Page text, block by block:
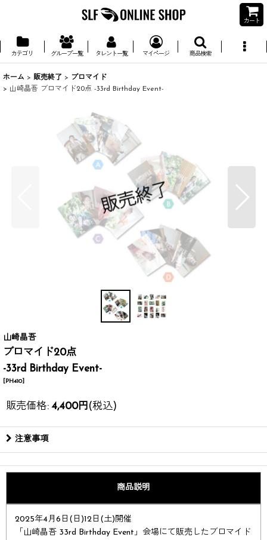
カート
カテゴリ グループ一覧 タレント一覧 マイページ 商品検索
ホーム > 販売終了 > ブロマイド
> 山崎晶吾 ブロマイド20点 -33rd Birthday Event-
山崎晶吾
ブロマイド20点
-33rd Birthday Event-
[PH410]
販売価格: 4,400円 (税込)
注意事項
商品説明
2025年4月6日(日)12日(土)開催​​
「山崎晶吾 33rd Birthday Event」会場にて販売したブロマイド